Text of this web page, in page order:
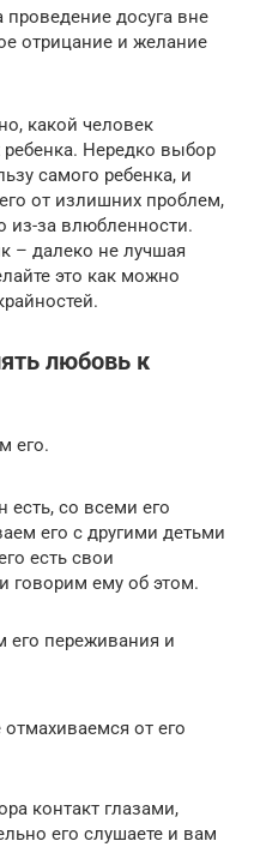
досуга вне
отрицание и желание
какой человек
Нередко выбор
самого ребенка, и
от излишних проблем,
из-за влюбленности.
– далеко не лучшая
это как можно
любовь к
его.
со всеми его
его с другими детьми
есть свои
говорим ему об этом.
переживания и
от его
контакт глазами,
его слушаете и вам